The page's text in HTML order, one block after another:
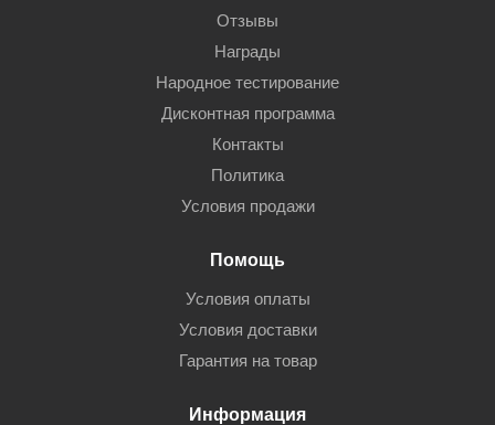
Отзывы
Награды
Народное тестирование
Дисконтная программа
Контакты
Политика
Условия продажи
Помощь
Условия оплаты
Условия доставки
Гарантия на товар
Информация